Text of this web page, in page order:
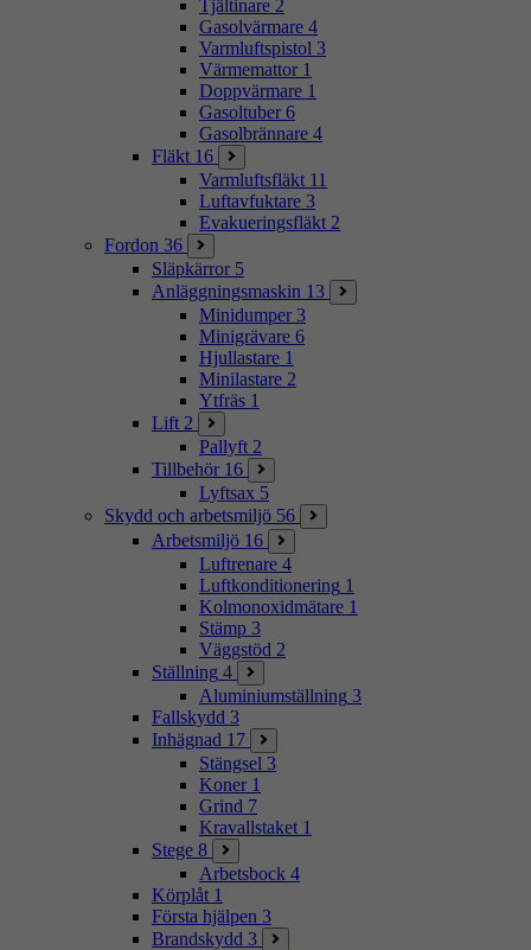
Tjältinare 2
Gasolvärmare 4
Varmluftspistol 3
Värmemattor 1
Doppvärmare 1
Gasoltuber 6
Gasolbrännare 4
Fläkt 16
Varmluftsfläkt 11
Luftavfuktare 3
Evakueringsfläkt 2
Fordon 36
Släpkärror 5
Anläggningsmaskin 13
Minidumper 3
Minigrävare 6
Hjullastare 1
Minilastare 2
Ytfräs 1
Lift 2
Pallyft 2
Tillbehör 16
Lyftsax 5
Skydd och arbetsmiljö 56
Arbetsmiljö 16
Luftrenare 4
Luftkonditionering 1
Kolmonoxidmätare 1
Stämp 3
Väggstöd 2
Ställning 4
Aluminiumställning 3
Fallskydd 3
Inhägnad 17
Stängsel 3
Koner 1
Grind 7
Kravallstaket 1
Stege 8
Arbetsbock 4
Körplåt 1
Första hjälpen 3
Brandskydd 3